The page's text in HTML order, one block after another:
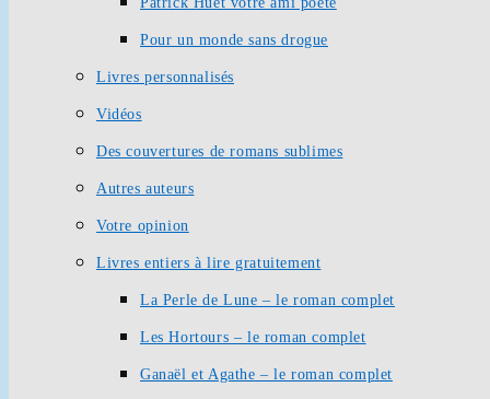
Pour un monde sans drogue
Livres personnalisés
Vidéos
Des couvertures de romans sublimes
Autres auteurs
Votre opinion
Livres entiers à lire gratuitement
La Perle de Lune – le roman complet
Les Hortours – le roman complet
Ganaël et Agathe – le roman complet